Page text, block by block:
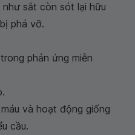
sắt còn sót lại hữu
phá vỡ.
phản ứng miễn
và hoạt động giống
cầu.